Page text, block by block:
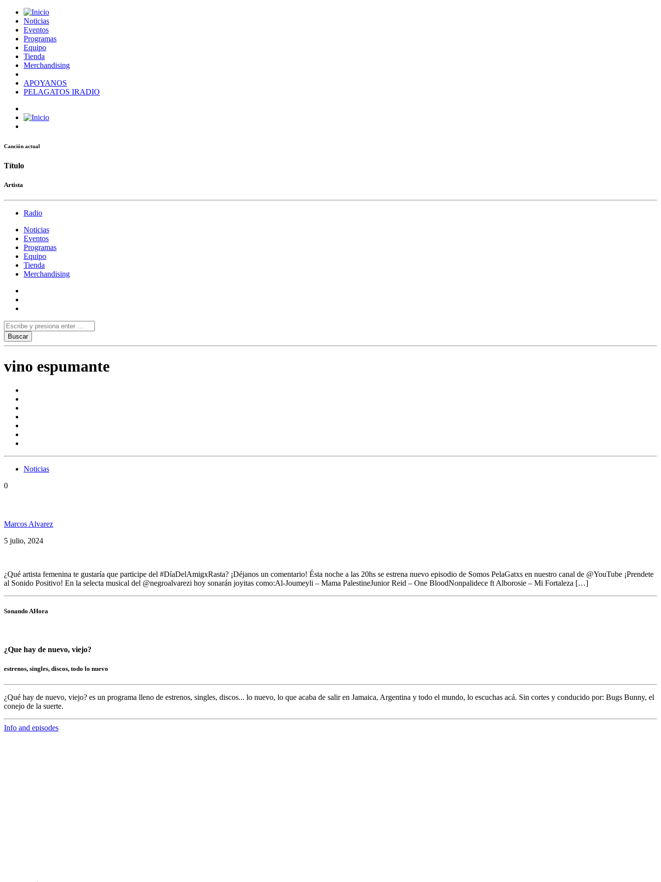
Noticias
Eventos
Programas
Equipo
Tienda
Merchandising
APOYANOS
PELAGATOS IRADIO
Canción actual
Título
Artista
Radio
Noticias
Eventos
Programas
Equipo
Tienda
Merchandising
vino espumante
Noticias
0
Marcos Alvarez
5 julio, 2024
¿Qué artista femenina te gustaría que participe del #DíaDelAmigxRasta? ¡Déjanos un comentario! Ésta noche a las 20hs se estrena nuevo episodio de Somos PelaGatxs en nuestro canal de @YouTube ¡Prendete
al Sonido Positivo! En la selecta musical del @negroalvarezi hoy sonarán joyitas como:Al-Joumeyli – Mama PalestineJunior Reid – One BloodNonpalidece ft Alborosie – Mi Fortaleza […]
Sonando AHora
¿Que hay de nuevo, viejo?
estrenos, singles, discos, todo lo nuevo
¿Qué hay de nuevo, viejo? es un programa lleno de estrenos, singles, discos... lo nuevo, lo que acaba de salir en Jamaica, Argentina y todo el mundo, lo escuchas acá. Sin cortes y conducido por: Bugs Bunny, el
conejo de la suerte.
Info and episodes